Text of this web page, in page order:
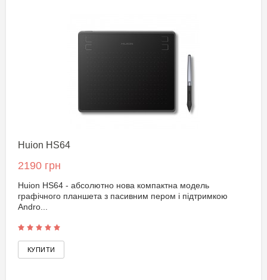
Huion HS64
2190 грн
Huion HS64 - абсолютно нова компактна модель
графічного планшета з пасивним пером і підтримкою
Andro...